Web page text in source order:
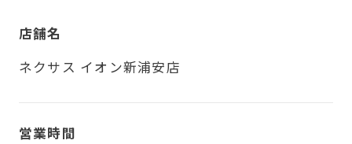
店舗名
ネクサス イオン新浦安店
営業時間